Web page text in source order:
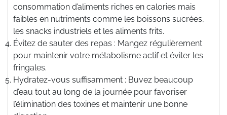
consommation d’aliments riches en calories mais
faibles en nutriments comme les boissons sucrées,
les snacks industriels et les aliments frits.
Évitez de sauter des repas : Mangez régulièrement
pour maintenir votre métabolisme actif et éviter les
fringales.
Hydratez-vous suffisamment : Buvez beaucoup
d’eau tout au long de la journée pour favoriser
l’élimination des toxines et maintenir une bonne